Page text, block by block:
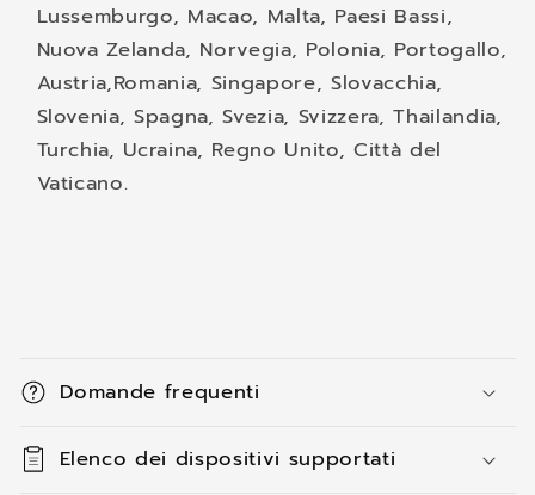
Lussemburgo, Macao, Malta, Paesi Bassi,
Nuova Zelanda, Norvegia, Polonia, Portogallo,
Austria,Romania, Singapore, Slovacchia,
Slovenia, Spagna, Svezia, Svizzera, Thailandia,
Turchia, Ucraina, Regno Unito, Città del
Vaticano.
o
n
t
e
Domande frequenti
Elenco dei dispositivi supportati